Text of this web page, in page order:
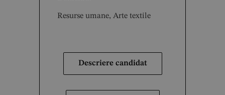
Resurse umane, Arte textile
Descriere candidat